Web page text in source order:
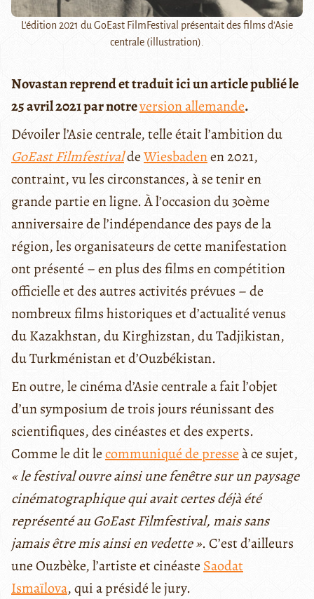
L'édition 2021 du GoEast FilmFestival présentait des films d'Asie
centrale (illustration).
Novastan reprend et traduit ici un article publié le
25 avril 2021 par notreversion allemande.
Dévoiler l’Asie centrale, telle était l’ambition du
GoEast FilmfestivaldeWiesbadenen 2021,
contraint, vu les circonstances, à se tenir en
grande partie en ligne. À l’occasion du 30ème
anniversaire de l’indépendance des pays de la
région, les organisateurs de cette manifestation
ont présenté – en plus des films en compétition
officielle et des autres activités prévues – de
nombreux films historiques et d’actualité venus
du Kazakhstan, du Kirghizstan, du Tadjikistan,
du Turkménistan et d’Ouzbékistan.
En outre, le cinéma d’Asie centrale a fait l’objet
d’un symposium de trois jours réunissant des
scientifiques, des cinéastes et des experts.
Comme le dit lecommuniqué de presseà ce sujet,
« le festival ouvre ainsi une fenêtre sur un paysage
cinématographique qui avait certes déjà été
représenté au GoEast Filmfestival, mais sans
jamais être mis ainsi en vedette ». C’est d’ailleurs
une Ouzbèke, l’artiste et cinéasteSaodat
Ismaïlova, qui a présidé le jury.